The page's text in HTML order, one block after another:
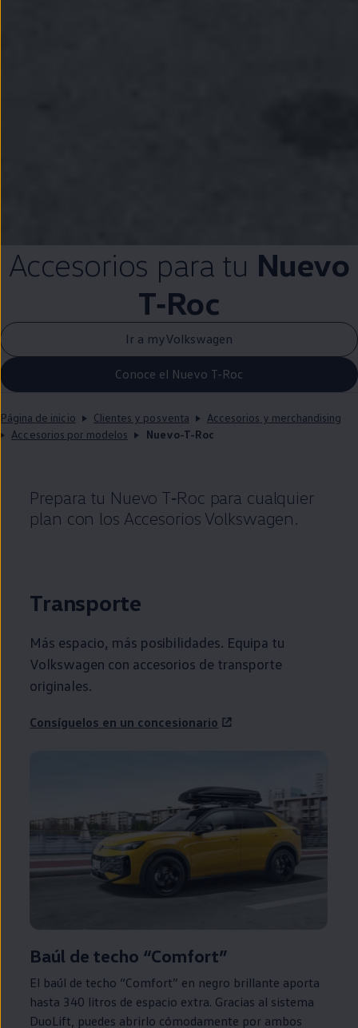
Accesorios para tu Nuevo
T‑Roc
Ir a myVolkswagen
Conoce el Nuevo T-Roc
Página de inicio Clientes y posventa
Accesorios y merchandising
Accesorios por modelos
Nuevo-T-Roc
Prepara tu Nuevo T‑Roc para cualquier
plan con los Accesorios Volkswagen.
Transporte
Más espacio, más posibilidades. Equipa tu
Volkswagen con accesorios de transporte
originales.
Consíguelos en un concesionario
Baúl de techo “Comfort”
El baúl de techo “Comfort” en negro brillante aporta
hasta 340 litros de espacio extra. Gracias al sistema
DuoLift, puedes abrirlo cómodamente por ambos